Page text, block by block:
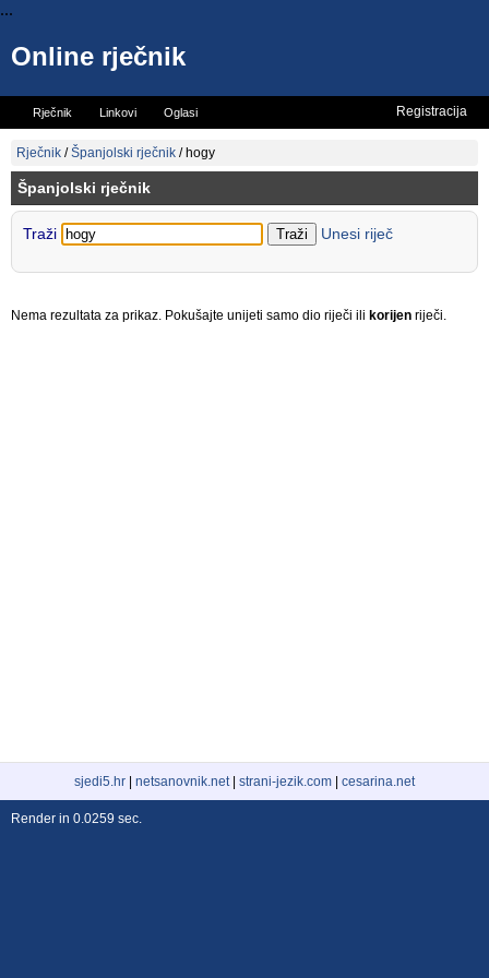
...
Online rječnik
Rječnik Linkovi Oglasi
Vicevi
Registracija
Rječnik /Španjolski rječnik / hogy
Španjolski rječnik
Traži Unesi riječ
Nema rezultata za prikaz. Pokušajte unijeti samo dio riječi ili korijen riječi.
sjedi5.hr netsanovnik.net| strani-jezik.com cesarina.net
Render in 0.0259 sec.